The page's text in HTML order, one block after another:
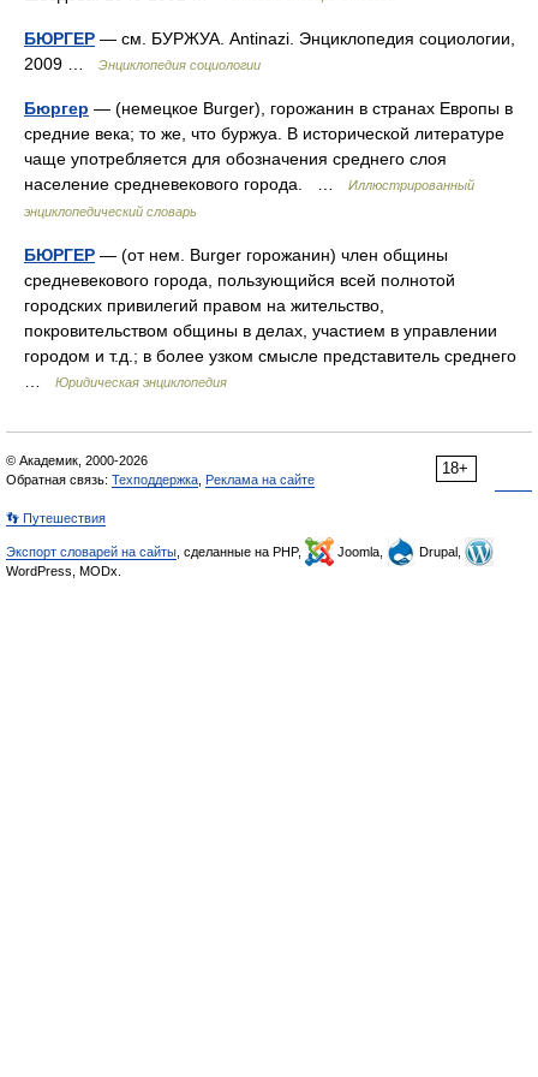
БЮРГЕР — см. БУРЖУА. Antinazi. Энциклопедия социологии,
2009 …
Энциклопедия социологии
Бюргер — (немецкое Burger), горожанин в странах Европы в
средние века; то же, что буржуа. В исторической литературе
чаще употребляется для обозначения среднего слоя
население средневекового города. …
Иллюстрированный
энциклопедический словарь
БЮРГЕР — (от нем. Burger горожанин) член общины
средневекового города, пользующийся всей полнотой
городских привилегий правом на жительство,
покровительством общины в делах, участием в управлении
городом и т.д.; в более узком смысле представитель среднего
Юридическая энциклопедия
18+
© Академик, 2000-2026
Обратная связь: Техподдержка Реклама на сайте
👣 Путешествия
Экспорт словарей на сайты , сделанные на PHP, Joomla,
Drupal,
WordPress, MODx.